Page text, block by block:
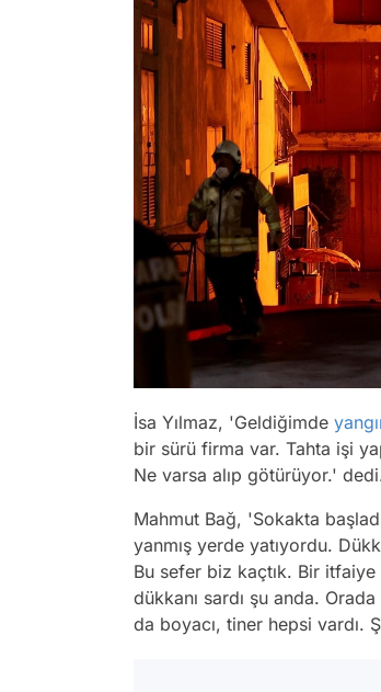
İsa Yılmaz, 'Geldiğimde
bir sürü firma var. Tahta işi
Ne varsa alıp götürüyor.'
Mahmut Bağ, 'Sokakta
yanmış yerde yatıyordu.
Bu sefer biz kaçtık. Bir
dükkanı sardı şu anda.
da boyacı, tiner hepsi vardı.